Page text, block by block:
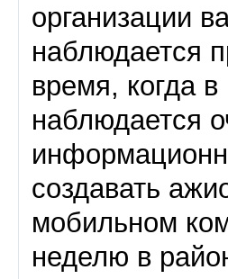
организации
наблюдается
время, когда
наблюдается
создавать
мобильном
неделю в